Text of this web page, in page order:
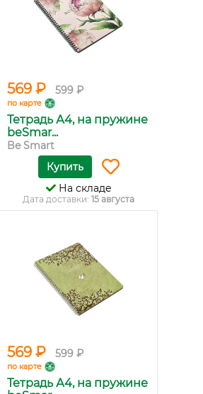
569 ₽ 599 ₽
по карте
Тетрадь А4, на пружине
beSmar...
Be Smart
Купить
На складе
Дата доставки: 15 августа
569 ₽ 599 ₽
по карте
Тетрадь А4, на пружине